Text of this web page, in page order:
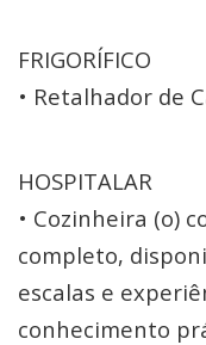
FRIGORÍFICO
• Retalhador de
HOSPITALAR
• Cozinheira (o)
completo,
escalas e
conhecimento